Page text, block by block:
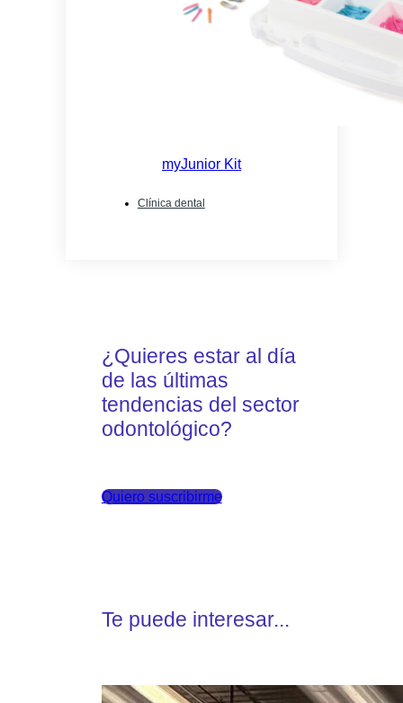
myJunior Kit
Clínica dental
¿Quieres estar al día
de las últimas
tendencias del sector
odontológico?
Quiero suscribirme
Te puede interesar...